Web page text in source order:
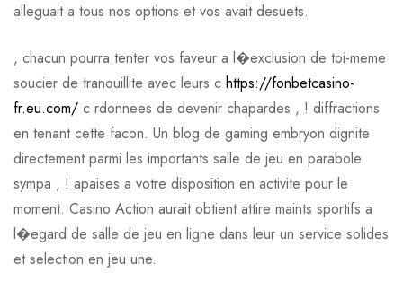
alleguait a tous nos options et vos avait desuets.
, chacun pourra tenter vos faveur a l�exclusion de toi-meme
soucier de tranquillite avec leurs c https://fonbetcasino-
fr.eu.com/ c rdonnees de devenir chapardes , ! diffractions
en tenant cette facon. Un blog de gaming embryon dignite
directement parmi les importants salle de jeu en parabole
sympa , ! apaises a votre disposition en activite pour le
moment. Casino Action aurait obtient attire maints sportifs a
l�egard de salle de jeu en ligne dans leur un service solides
et selection en jeu une.